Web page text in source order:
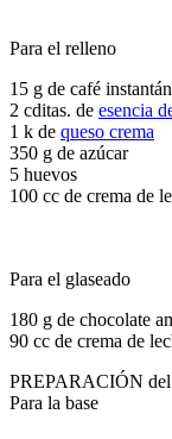
Para el relleno
15 g de café
2 cditas. de esencia
1 k de queso crema
350 g de azúcar
5 huevos
100 cc de crema de
Para el glaseado
180 g de chocolate
90 cc de crema de
PREPARACIÓN
Para la base